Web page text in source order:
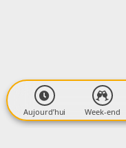
Aujourd’hui Week-end